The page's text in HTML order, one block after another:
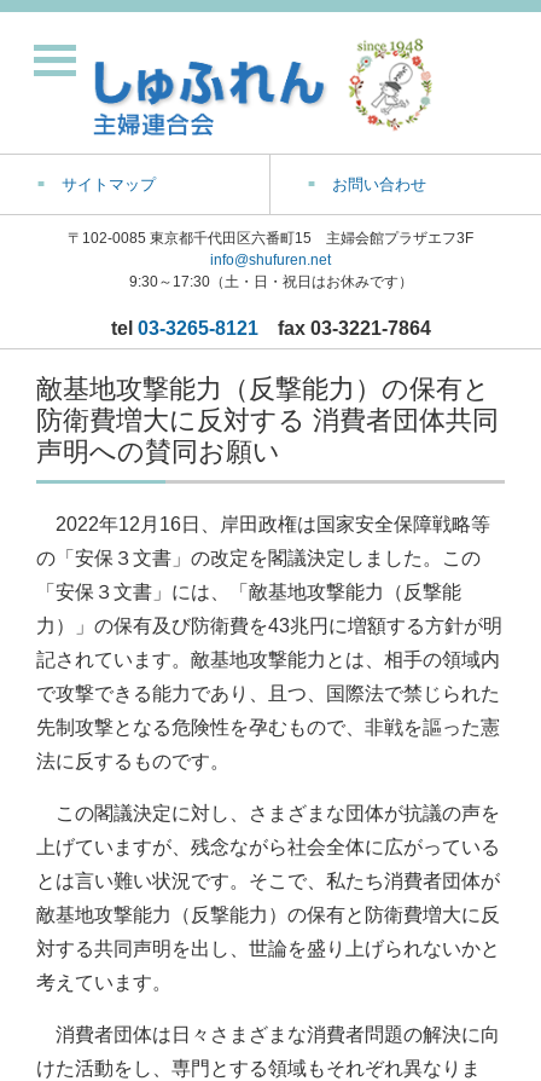
サイトマップ お問い合わせ
〒102-0085 東京都千代田区六番町15 主婦会館プラザエフ3F
info@shufuren.net
9:30～17:30（土・日・祝日はお休みです）
tel 03-3265-8121fax 03-3221-7864
敵基地攻撃能力（反撃能力）の保有と
防衛費増大に反対する 消費者団体共同
声明への賛同お願い
2022年12月16日、岸田政権は国家安全保障戦略等
の「安保３文書」の改定を閣議決定しました。この
「安保３文書」には、「敵基地攻撃能力（反撃能
力）」の保有及び防衛費を43兆円に増額する方針が明
記されています。敵基地攻撃能力とは、相手の領域内
で攻撃できる能力であり、且つ、国際法で禁じられた
先制攻撃となる危険性を孕むもので、非戦を謳った憲
法に反するものです。
この閣議決定に対し、さまざまな団体が抗議の声を
上げていますが、残念ながら社会全体に広がっている
とは言い難い状況です。そこで、私たち消費者団体が
敵基地攻撃能力（反撃能力）の保有と防衛費増大に反
対する共同声明を出し、世論を盛り上げられないかと
考えています。
消費者団体は日々さまざまな消費者問題の解決に向
けた活動をし、専門とする領域もそれぞれ異なりま